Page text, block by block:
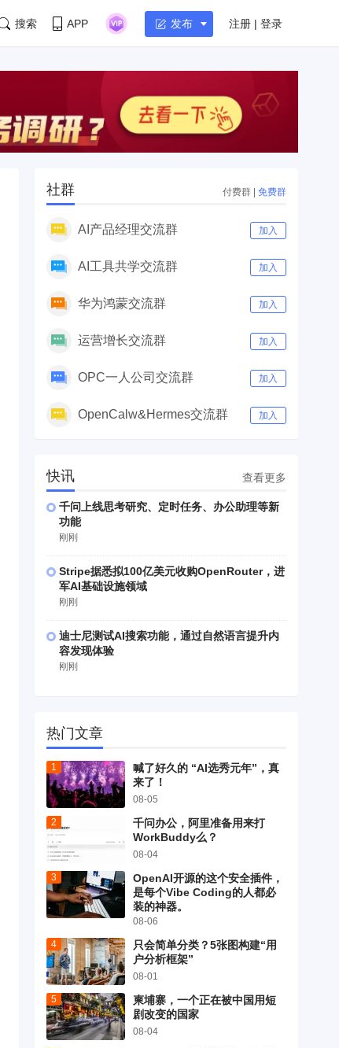
搜索 APP 发布 注册 | 登录
社群 付费群 | 免费群
AI产品经理交流群 加入
AI工具共学交流群 加入
华为鸿蒙交流群 加入
运营增长交流群 加入
OPC一人公司交流群 加入
OpenCalw&Hermes交流群 加入
快讯 查看更多
千问上线思考研究、定时任务、办公助理等新
功能
刚刚
Stripe据悉拟100亿美元收购OpenRouter，进
军AI基础设施领域
刚刚
迪士尼测试AI搜索功能，通过自然语言提升内
容发现体验
刚刚
热门文章
喊了好久的 “AI选秀元年”，真
来了！
08-05
千问办公，阿里准备用来打
WorkBuddy么？
08-04
OpenAI开源的这个安全插件，
是每个Vibe Coding的人都必
装的神器。
08-06
只会简单分类？5张图构建“用
户分析框架”
08-01
柬埔寨，一个正在被中国用短
剧改变的国家
08-04